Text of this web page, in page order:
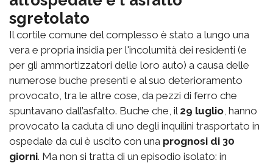
sgretolato
Il cortile comune del complesso è stato a lungo una
vera e propria insidia per l'incolumità dei residenti (e
per gli ammortizzatori delle loro auto) a causa delle
numerose buche presenti e al suo deterioramento
provocato, tra le altre cose, da pezzi di ferro che
spuntavano dall’asfalto. Buche che, il 29 luglio , hanno
provocato la caduta di uno degli inquilini trasportato in
ospedale da cui è uscito con una prognosi di 30
giorni. Ma non si tratta di un episodio isolato: in